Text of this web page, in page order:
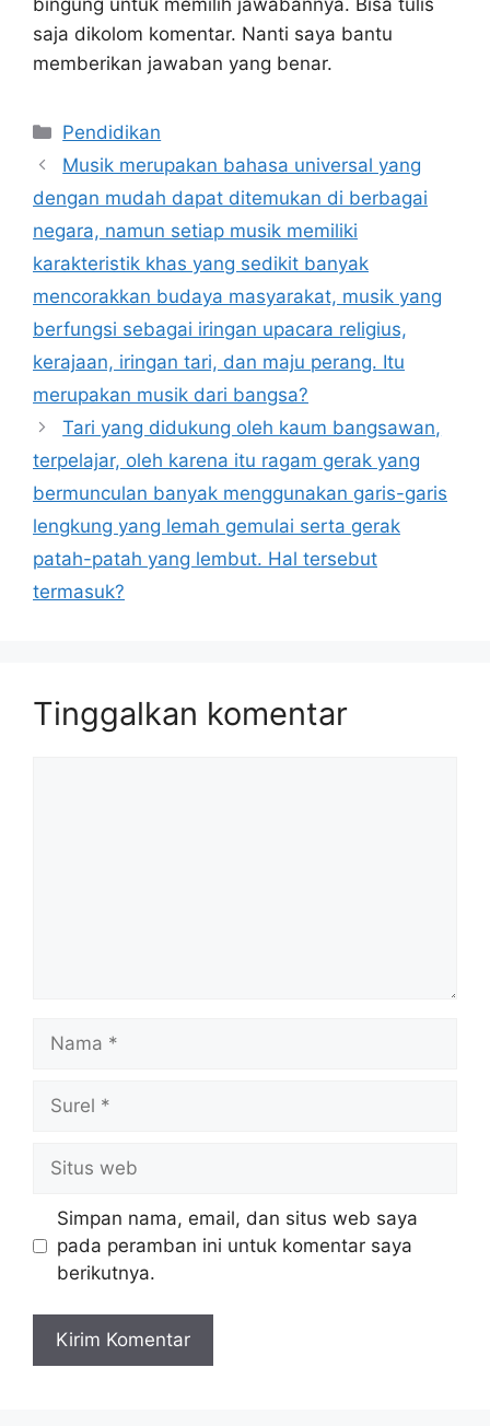
saja dikolom komentar. Nanti saya bantu
memberikan jawaban yang benar.
Kategori
Pendidikan
Musik merupakan bahasa universal yang
dengan mudah dapat ditemukan di berbagai
negara, namun setiap musik memiliki
karakteristik khas yang sedikit banyak
mencorakkan budaya masyarakat, musik yang
berfungsi sebagai iringan upacara religius,
kerajaan, iringan tari, dan maju perang. Itu
merupakan musik dari bangsa?
Tari yang didukung oleh kaum bangsawan,
terpelajar, oleh karena itu ragam gerak yang
bermunculan banyak menggunakan garis-garis
lengkung yang lemah gemulai serta gerak
patah-patah yang lembut. Hal tersebut
termasuk?
Tinggalkan komentar
web
Simpan nama, email, dan situs web saya
pada peramban ini untuk komentar saya
berikutnya.